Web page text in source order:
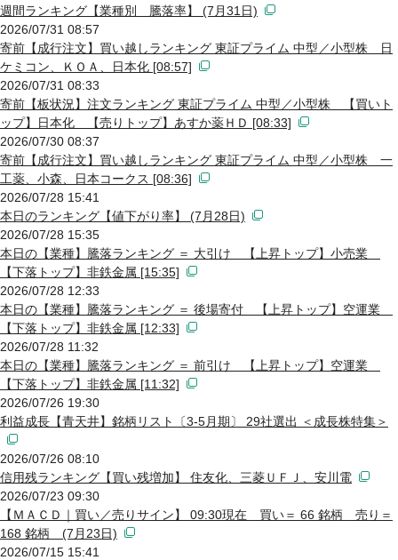
週間ランキング【業種別 騰落率】 (7月31日)
2026/07/31 08:57
寄前【成行注文】買い越しランキング 東証プライム 中型／小型株 日
ケミコン、ＫＯＡ、日本化 [08:57]
2026/07/31 08:33
寄前【板状況】注文ランキング 東証プライム 中型／小型株 【買いト
ップ】日本化 【売りトップ】あすか薬ＨＤ [08:33]
2026/07/30 08:37
寄前【成行注文】買い越しランキング 東証プライム 中型／小型株 一
工薬、小森、日本コークス [08:36]
2026/07/28 15:41
本日のランキング【値下がり率】 (7月28日)
2026/07/28 15:35
本日の【業種】騰落ランキング ＝ 大引け 【上昇トップ】小売業
【下落トップ】非鉄金属 [15:35]
2026/07/28 12:33
本日の【業種】騰落ランキング ＝ 後場寄付 【上昇トップ】空運業
【下落トップ】非鉄金属 [12:33]
2026/07/28 11:32
本日の【業種】騰落ランキング ＝ 前引け 【上昇トップ】空運業
【下落トップ】非鉄金属 [11:32]
2026/07/26 19:30
利益成長【青天井】銘柄リスト〔3-5月期〕 29社選出 ＜成長株特集＞
2026/07/26 08:10
信用残ランキング【買い残増加】 住友化、三菱ＵＦＪ、安川電
2026/07/23 09:30
【ＭＡＣＤ｜買い／売りサイン】 09:30現在 買い＝ 66 銘柄 売り＝
168 銘柄 (7月23日)
2026/07/15 15:41